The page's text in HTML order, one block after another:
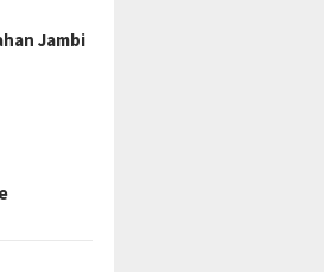
Jambi